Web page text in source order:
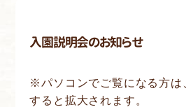
入園説明会のお知らせ
※パソコンでご覧になる方は
すると拡大されます。